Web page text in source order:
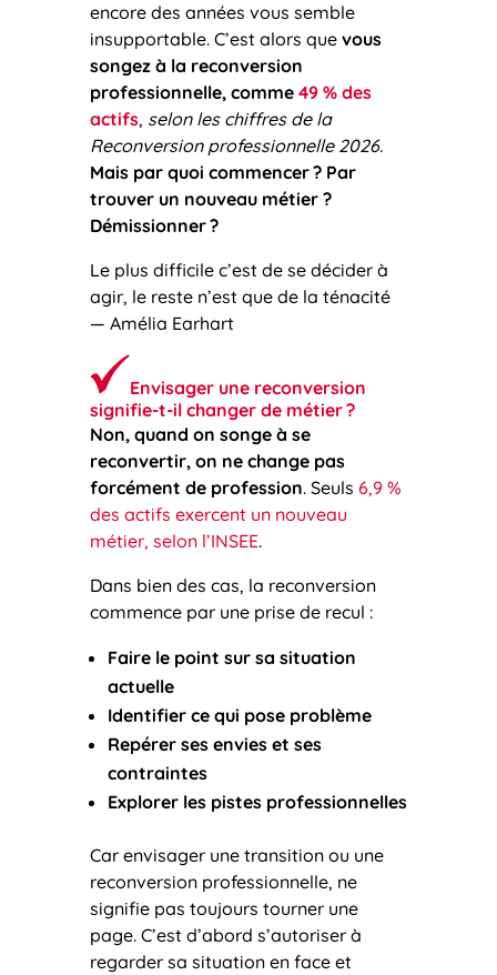
encore des années vous semble
insupportable. C’est alors que vous
songez à la reconversion
professionnelle, comme 49 % des
actifs, selon les chiffres de la
Reconversion professionnelle 2026.
Mais par quoi commencer? Par
trouver un nouveau métier ?
Démissionner?
Le plus difficile c’est de se décider à
agir, le reste n’est que de la ténacité
— Amélia Earhart
Envisager une reconversion
signifie-t-il changer de métier ?
Non, quand on songe à se
reconvertir, on ne change pas
forcément de profession. Seuls 6,9 %
des actifs exercent un nouveau
métier, selon l’INSEE.
Dans bien des cas, la reconversion
commence par une prise de recul :
Faire le point sur sa situation
actuelle
Identifier ce qui pose problème
Repérer ses envies et ses
contraintes
Explorer les pistes professionnelles
Car envisager une transition ou une
reconversion professionnelle, ne
signifie pas toujours tourner une
page. C’est d’abord s’autoriser à
regarder sa situation en face et